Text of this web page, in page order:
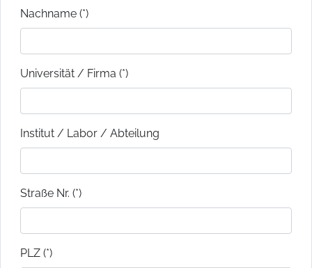
Nachname (*)
Universität / Firma (*)
Institut / Labor / Abteilung
Straße Nr. (*)
PLZ (*)